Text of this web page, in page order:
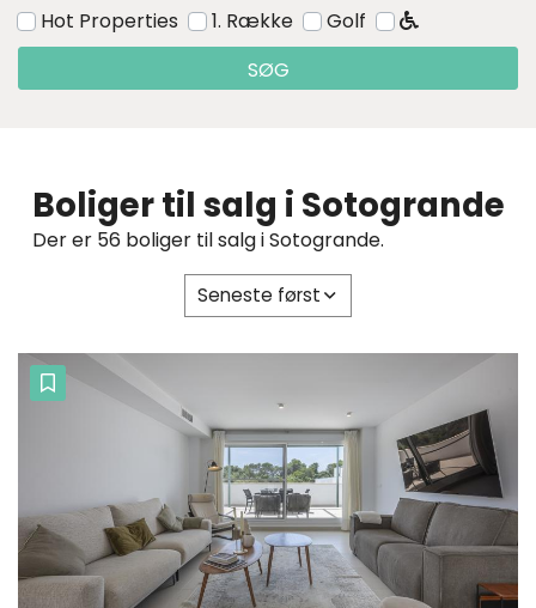
Hot Properties 1. Række
Golf
SØG
Boliger til salg i Sotogrande
Der er 56 boliger til salg i Sotogrande.
Seneste først